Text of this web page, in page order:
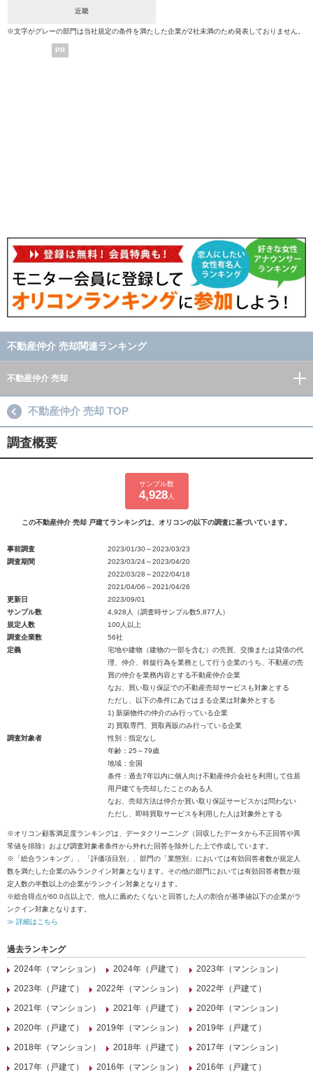
近畿
※文字がグレーの部門は当社規定の条件を満たした企業が2社未満のため発表しておりません。
PR
不動産仲介 売却関連ランキング
不動産仲介 売却
不動産仲介 売却 TOP
調査概要
サンプル数
4,928人
この不動産仲介 売却 戸建てランキングは、オリコンの以下の調査に基づいています。
事前調査
2023/01/30～2023/03/23
調査期間
2023/03/24～2023/04/20
2022/03/28～2022/04/18
2021/04/06～2021/04/26
更新日
2023/09/01
サンプル数
4,928人（調査時サンプル数5,877人）
規定人数
100人以上
調査企業数
56社
定義
宅地や建物（建物の一部を含む）の売買、交換または貸借の代
理、仲介、斡旋行為を業務として行う企業のうち、不動産の売
買の仲介を業務内容とする不動産仲介企業
なお、買い取り保証での不動産売却サービスも対象とする
ただし、以下の条件にあてはまる企業は対象外とする
1) 新築物件の仲介のみ行っている企業
2) 買取専門、買取再販のみ行っている企業
調査対象者
性別：指定なし
年齢：25～79歳
地域：全国
条件：過去7年以内に個人向け不動産仲介会社を利用して住居
用戸建てを売却したことのある人
なお、売却方法は仲介か買い取り保証サービスかは問わない
ただし、即時買取サービスを利用した人は対象外とする
※オリコン顧客満足度ランキングは、データクリーニング（回収したデータから不正回答や異
常値を排除）および調査対象者条件から外れた回答を除外した上で作成しています。
※「総合ランキング」、「評価項目別」、部門の「業態別」においては有効回答者数が規定人
数を満たした企業のみランクイン対象となります。その他の部門においては有効回答者数が規
定人数の半数以上の企業がランクイン対象となります。
※総合得点が60.0点以上で、他人に薦めたくないと回答した人の割合が基準値以下の企業がラ
ンクイン対象となります。
≫ 詳細はこちら
過去ランキング
2024年（マンション）
2024年（戸建て）
2023年（マンション）
2023年（戸建て）
2022年（マンション）
2022年（戸建て）
2021年（マンション）
2021年（戸建て）
2020年（マンション）
2020年（戸建て）
2019年（マンション）
2019年（戸建て）
2018年（マンション）
2018年（戸建て）
2017年（マンション）
2017年（戸建て）
2016年（マンション）
2016年（戸建て）